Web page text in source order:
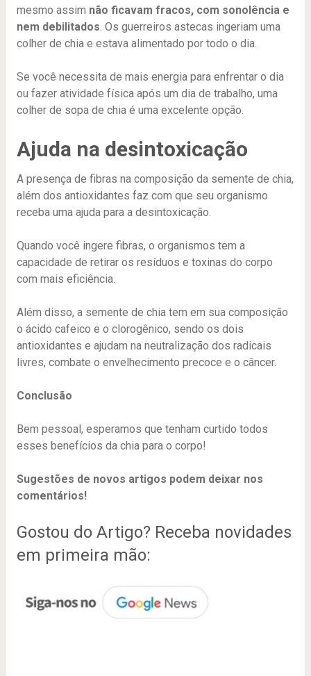
mesmo assim não ficavam fracos, com sonolência e
nem debilitados. Os guerreiros astecas ingeriam uma
colher de chia e estava alimentado por todo o dia.
Se você necessita de mais energia para enfrentar o dia
ou fazer atividade física após um dia de trabalho, uma
colher de sopa de chia é uma excelente opção.
Ajuda na desintoxicação
A presença de fibras na composição da semente de chia,
além dos antioxidantes faz com que seu organismo
receba uma ajuda para a desintoxicação.
Quando você ingere fibras, o organismos tem a
capacidade de retirar os resíduos e toxinas do corpo
com mais eficiência.
Além disso, a semente de chia tem em sua composição
o ácido cafeico e o clorogênico, sendo os dois
antioxidantes e ajudam na neutralização dos radicais
livres, combate o envelhecimento precoce e o câncer.
Conclusão
Bem pessoal, esperamos que tenham curtido todos
esses benefícios da chia para o corpo!
Sugestões de novos artigos podem deixar nos
comentários!
Gostou do Artigo? Receba novidades
em primeira mão: